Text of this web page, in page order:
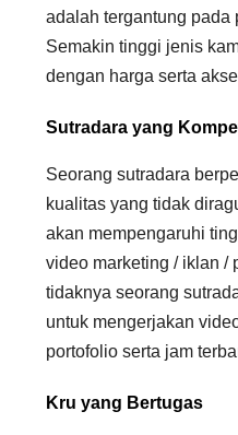
adalah tergantung pada
Semakin tinggi jenis
dengan harga serta
Sutradara yang
Seorang sutradara
kualitas yang tidak
akan mempengaruhi
video marketing / iklan /
tidaknya seorang
untuk mengerjakan
portofolio serta jam
Kru yang Bertugas